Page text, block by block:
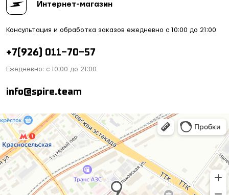
Интернет-магазин
Консультация и обработка заказов ежедневно с 10:00 до 21:00
+7(926) 011-70-57
Ежедневно: с 10:00 до 21:00
info@spire.team